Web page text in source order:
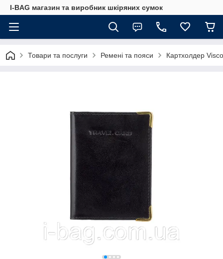
I-BAG магазин та виробник шкіряних сумок
Товари та послуги Ремені та пояси Картхолдер